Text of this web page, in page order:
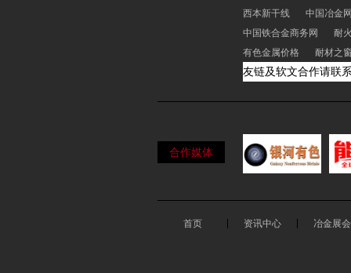
西本新干线
中国冶金
中国铁合金商务网
耐
有色金属价格
耐材之
友链及软文合作请联
合作媒体
首页 资讯中心 冶金展会